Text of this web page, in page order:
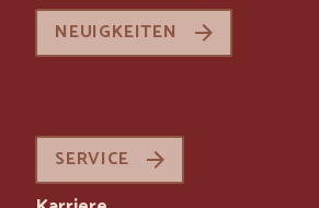
NEUIGKEITEN
SERVICE